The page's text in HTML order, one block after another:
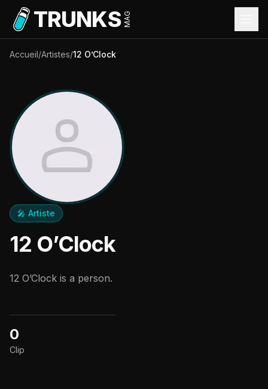
Aller au contenu principal
TRUNKSMAG
Accueil/Artistes/12 O’Clock
🎤 Artiste
12 O’Clock
12 O’Clock is a person.
0
Clip